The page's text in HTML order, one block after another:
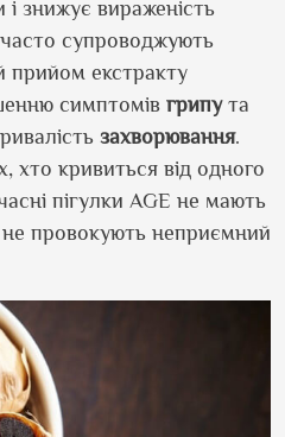
і знижує вираженість
часто супроводжують
прийом екстракту
симптомів грипута
захворювання.
хто кривиться від одного
пігулки AGE не мають
не провокують неприємний